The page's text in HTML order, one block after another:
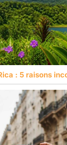
: 5 raisons